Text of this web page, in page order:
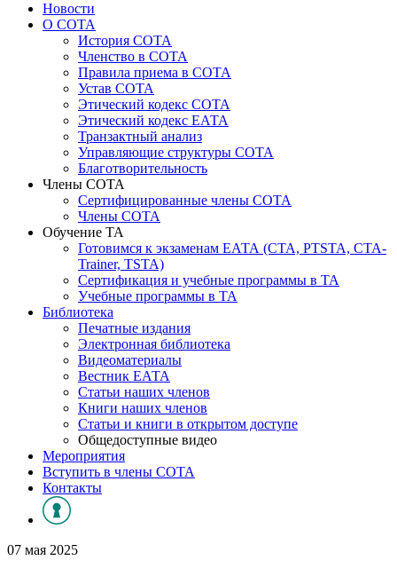
Новости
О СОТА
История СОТА
Членство в СОТА
Правила приема в СОТА
Устав СОТА
Этический кодекс СОТА
Этический кодекс ЕАТА
Транзактный анализ
Управляющие структуры СОТА
Благотворительность
Члены СОТА
Сертифицированные члены СОТА
Члены СОТА
Обучение ТА
Готовимся к экзаменам ЕАТА (СТА, PTSTA, СТА-
Trainer, TSTA)
Сертификация и учебные программы в ТА
Учебные программы в ТА
Библиотека
Печатные издания
Электронная библиотека
Видеоматериалы
Вестник ЕАТА
Статьи наших членов
Книги наших членов
Статьи и книги в открытом доступе
Общедоступные видео
Мероприятия
Вступить в члены СОТА
Контакты
07 мая 2025